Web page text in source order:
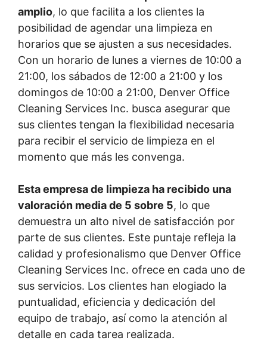
amplio, lo que facilita a los clientes la
posibilidad de agendar una limpieza en
horarios que se ajusten a sus necesidades.
Con un horario de lunes a viernes de 10:00 a
21:00, los sábados de 12:00 a 21:00 y los
domingos de 10:00 a 21:00, Denver Office
Cleaning Services Inc. busca asegurar que
sus clientes tengan la flexibilidad necesaria
para recibir el servicio de limpieza en el
momento que más les convenga.
Esta empresa de limpieza ha recibido una
valoración media de 5 sobre 5, lo que
demuestra un alto nivel de satisfacción por
parte de sus clientes. Este puntaje refleja la
calidad y profesionalismo que Denver Office
Cleaning Services Inc. ofrece en cada uno de
sus servicios. Los clientes han elogiado la
puntualidad, eficiencia y dedicación del
equipo de trabajo, así como la atención al
detalle en cada tarea realizada.